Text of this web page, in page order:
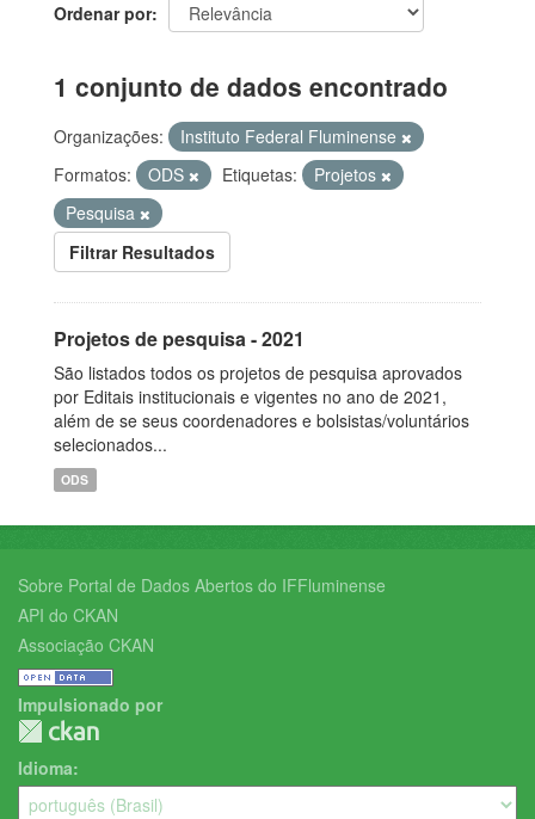
Ordenar por
1 conjunto de dados encontrado
Organizações:
Instituto Federal Fluminense
Formatos:
ODS Etiquetas:
Projetos
Pesquisa
Filtrar Resultados
Projetos de pesquisa - 2021
São listados todos os projetos de pesquisa aprovados
por Editais institucionais e vigentes no ano de 2021,
além de se seus coordenadores e bolsistas/voluntários
selecionados...
ODS
Sobre Portal de Dados Abertos do IFFluminense
API do CKAN
Associação CKAN
Impulsionado por
Idioma